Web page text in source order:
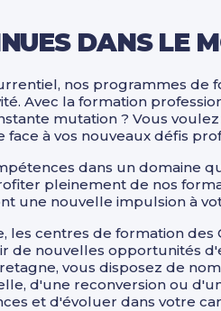
DANS LE
nos programmes
Avec la formation
mutation ? Vous
à vos nouveaux défis
dans un domaine
pleinement de nos
une nouvelle impulsion à
centres de formation
de nouvelles opportunités
vous disposez de
d'une reconversion ou
et d'évoluer dans votre